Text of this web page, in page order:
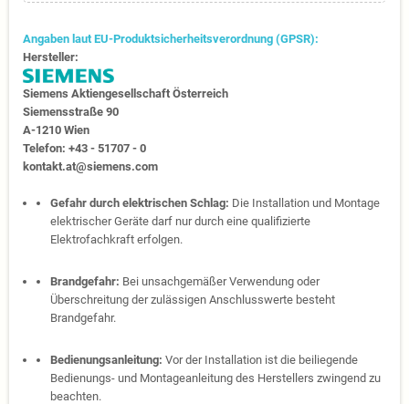
Angaben laut EU-Produktsicherheitsverordnung (GPSR):
Hersteller:
Siemens Aktiengesellschaft Österreich
Siemensstraße 90
A-1210 Wien
Telefon: +43 - 51707 - 0
kontakt.at@siemens.com
Gefahr durch elektrischen Schlag: Die Installation und Montage
elektrischer Geräte darf nur durch eine qualifizierte
Elektrofachkraft erfolgen.
Brandgefahr: Bei unsachgemäßer Verwendung oder
Überschreitung der zulässigen Anschlusswerte besteht
Brandgefahr.
Bedienungsanleitung: Vor der Installation ist die beiliegende
Bedienungs- und Montageanleitung des Herstellers zwingend zu
beachten.